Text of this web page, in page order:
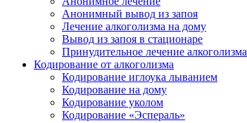
Анонимный вывод из запоя
Лечение алкоголизма на дому
Вывод из запоя в стационаре
Принудительное лечение алкоголизма
Кодирование от алкоголизма
Кодирование иглоука лыванием
Кодирование на дому
Кодирование уколом
Кодирование «Эспераль»